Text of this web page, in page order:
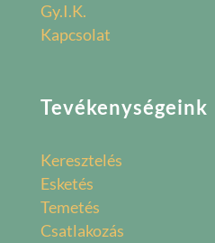
Gy.I.K.
Kapcsolat
Tevékenységeink
Keresztelés
Esketés
Temetés
Csatlakozás